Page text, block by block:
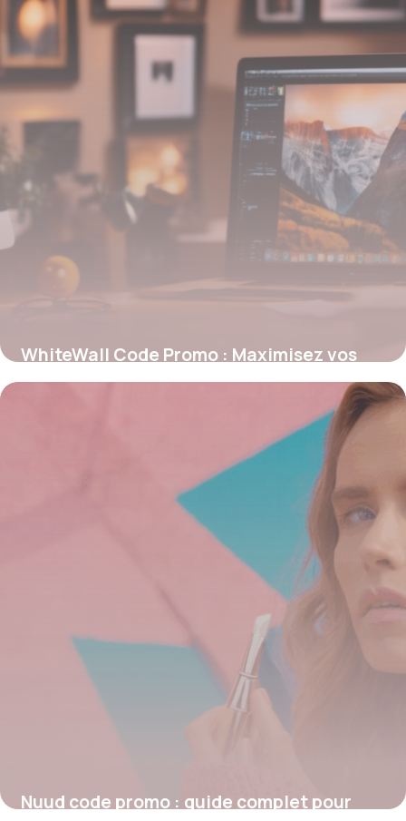
WhiteWall Code Promo : Maximisez vos
économies sur vos tirages photo haut de
Nuud code promo : guide complet pour